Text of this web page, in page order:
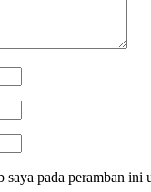
saya pada peramban